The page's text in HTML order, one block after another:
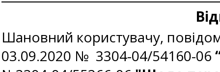
Шановний користувачу,
03.09.2020 № 3304-04/54160-06